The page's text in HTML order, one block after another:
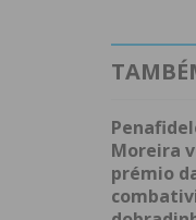
Moreira
prémio